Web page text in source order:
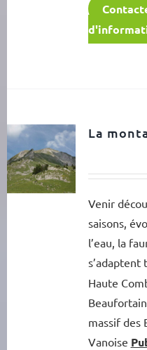
La
Venir
saisons,
l’eau, la
s’adaptent
Haute
massif des
Vanoise